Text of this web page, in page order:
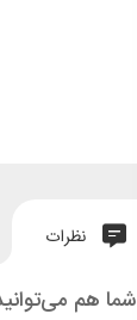
نظرات
شما هم